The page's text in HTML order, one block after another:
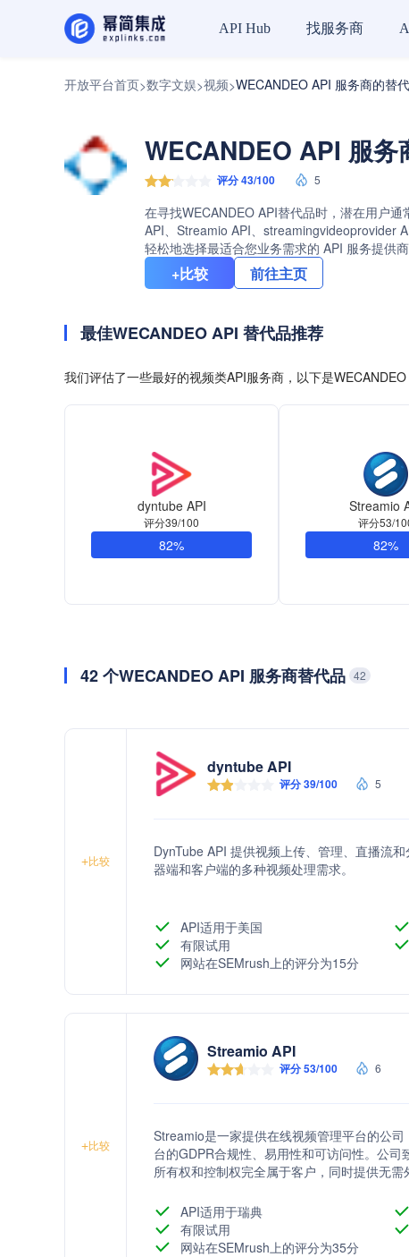
API Hub 找服务商
开放平台首页>数字文娱>视频>WECANDEO API 服务商的替
WECANDEO API 服务
评分 43/100 5
在寻找WECANDEO API替代品时，潜在用户
API、Streamio API、streamingvideoprovider
轻松地选择最适合您业务需求的 API 服务提供商
+比较 前往主页
最佳WECANDEO API 替代品推荐
我们评估了一些最好的视频类API服务商，以下是WECANDEO
dyntube API
评分39/100
82%
Streamio
评分53/
82%
42 个WECANDEO API 服务商替代品 42
+比较
dyntube API
评分 39/100 5
DynTube API 提供视频上传、管理、直播流
器端和客户端的多种视频处理需求。
API适用于美国
有限试用
网站在SEMrush上的评分为15分
+比较
Streamio API
评分 53/100 6
Streamio是一家提供在线视频管理平台的公
台的GDPR合规性、易用性和可访问性。公
所有权和控制权完全属于客户，同时提供无需
API适用于瑞典
有限试用
网站在SEMrush上的评分为35分